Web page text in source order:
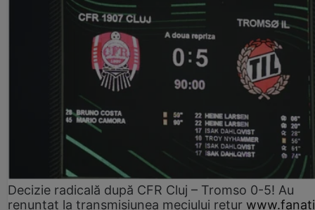
Decizie radicală după CFR Cluj – Tromso 0-5! Au
renunțat la transmisiunea meciului retur